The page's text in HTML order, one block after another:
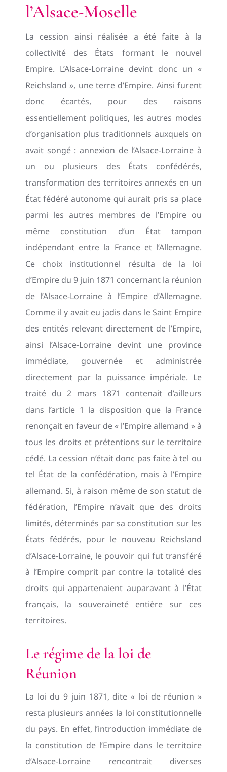
l’Alsace-Moselle
La cession ainsi réalisée a été faite à la
collectivité des États formant le nouvel
Empire. L’Alsace-Lorraine devint donc un «
Reichsland », une terre d’Empire. Ainsi furent
donc écartés, pour des raisons
essentiellement politiques, les autres modes
d’organisation plus traditionnels auxquels on
avait songé : annexion de l’Alsace-Lorraine à
un ou plusieurs des États confédérés,
transformation des territoires annexés en un
État fédéré autonome qui aurait pris sa place
parmi les autres membres de l’Empire ou
même constitution d’un État tampon
indépendant entre la France et l’Allemagne.
Ce choix institutionnel résulta de la loi
d’Empire du 9 juin 1871 concernant la réunion
de l’Alsace-Lorraine à l’Empire d’Allemagne.
Comme il y avait eu jadis dans le Saint Empire
des entités relevant directement de l’Empire,
ainsi l’Alsace-Lorraine devint une province
immédiate, gouvernée et administrée
directement par la puissance impériale. Le
traité du 2 mars 1871 contenait d’ailleurs
dans l’article 1 la disposition que la France
renonçait en faveur de « l’Empire allemand » à
tous les droits et prétentions sur le territoire
cédé. La cession n’était donc pas faite à tel ou
tel État de la confédération, mais à l’Empire
allemand. Si, à raison même de son statut de
fédération, l’Empire n’avait que des droits
limités, déterminés par sa constitution sur les
États fédérés, pour le nouveau Reichsland
d’Alsace-Lorraine, le pouvoir qui fut transféré
à l’Empire comprit par contre la totalité des
droits qui appartenaient auparavant à l’État
français, la souveraineté entière sur ces
territoires.
Le régime de la loi de
Réunion
La loi du 9 juin 1871, dite « loi de réunion »
resta plusieurs années la loi constitutionnelle
du pays. En effet, l’introduction immédiate de
la constitution de l’Empire dans le territoire
d’Alsace-Lorraine rencontrait diverses